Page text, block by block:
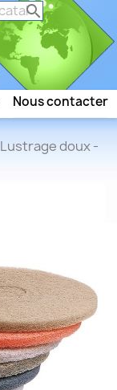

Nous contacter
Lustrage doux -